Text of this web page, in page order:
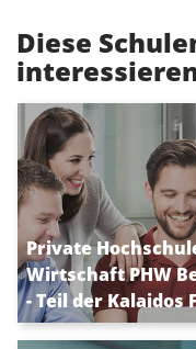
Diese
Private
Wirtschaft PHW
- Teil der Kalaidos
praxisorientiert